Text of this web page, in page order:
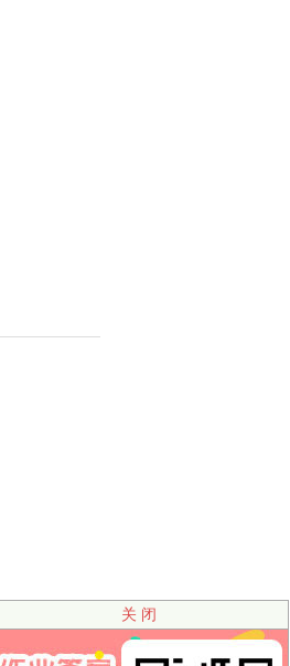
关 闭